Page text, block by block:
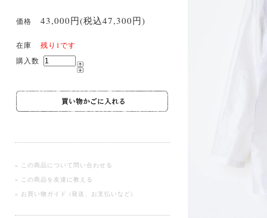
価格 43,000円(税込47,300円)
在庫
残り1です
購入数
» この商品について問い合わせる
» この商品を友達に教える
» お買い物ガイド (発送、お支払いなど)